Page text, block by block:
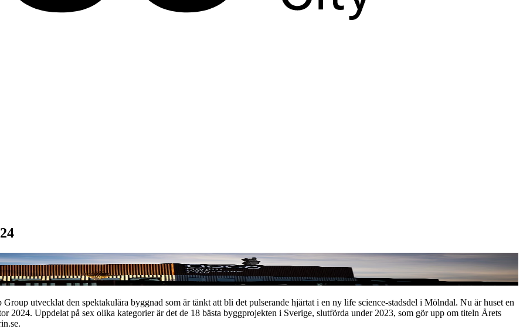
utvecklat den spektakulära byggnad som är tänkt att bli det pulserande hjärtat i en ny life science-stadsdel i Mölndal. Nu är huset en
2024. Uppdelat på sex olika kategorier är det de 18 bästa byggprojekten i Sverige, slutförda under 2023, som gör upp om titeln Årets